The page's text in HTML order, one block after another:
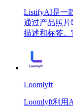
ListifyAI是一
通过产品照片
描述和标签。
Loomlyft
Loomlyft利用